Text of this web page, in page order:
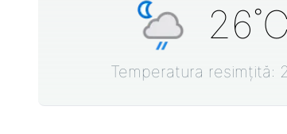
26˚C
Temperatura resimțită: